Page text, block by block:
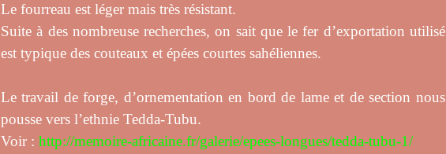
Le fourreau est léger mais très résistant.
Suite à des nombreuse recherches, on sait que le fer d’exportation utilisé
est typique des couteaux et épées courtes sahéliennes.
Le travail de forge, d’ornementation en bord de lame et de section nous
pousse vers l’ethnie Tedda-Tubu.
Voir : http://memoire-africaine.fr/galerie/epees-longues/tedda-tubu-1/